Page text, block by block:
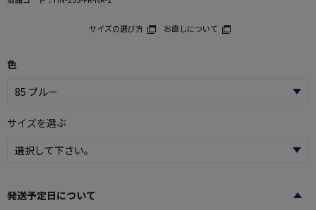
サイズの選び方 お直しについて
色
サイズを選ぶ
発送予定日について